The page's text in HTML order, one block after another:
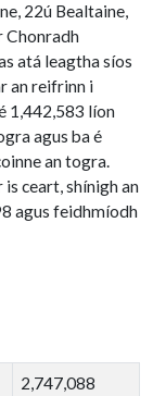
22ú Bealtaine,
Chonradh
atá leagtha síos
an reifrinn i
1,442,583 líon
agus ba é
an togra.
ceart, shínigh an
agus feidhmíodh
2,747,088